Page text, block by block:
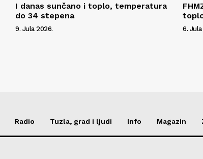
I danas sunčano i toplo, temperatura
do 34 stepena
9. Jula 2026. 6.
Radio Tuzla, grad i ljudi Info Magazin